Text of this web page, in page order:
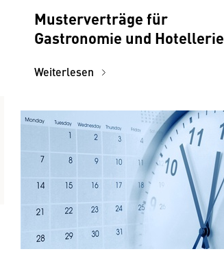
Musterverträge für
Gastronomie und Hotellerie
Weiterlesen